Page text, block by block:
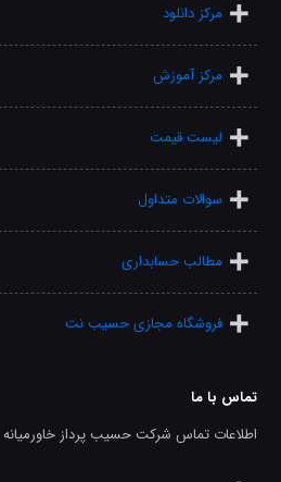
مرکز دانلود
مرکز آموزش
لیست قیمت
سوالات متداول
مطالب حسابداری
فروشگاه مجازی حسیب نت
تماس با ما
اطلاعات تماس شرکت حسیب پرداز خاورمیانه